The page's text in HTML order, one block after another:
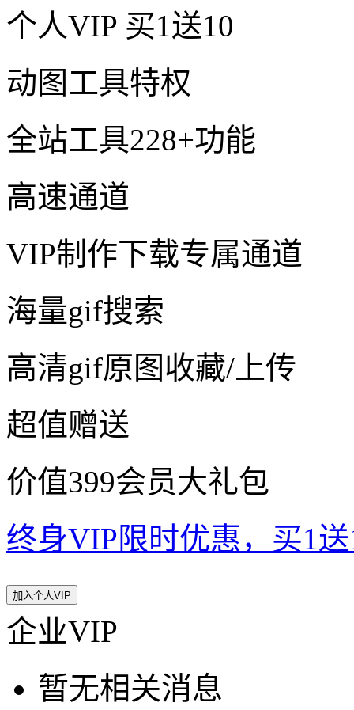
个人VIP 买1送10
动图工具特权
全站工具228+功能
高速通道
VIP制作下载专属通道
海量gif搜索
高清gif原图收藏/上传
超值赠送
价值399会员大礼包
终身VIP限时优惠，买1
加入个人VIP
企业VIP
暂无相关消息